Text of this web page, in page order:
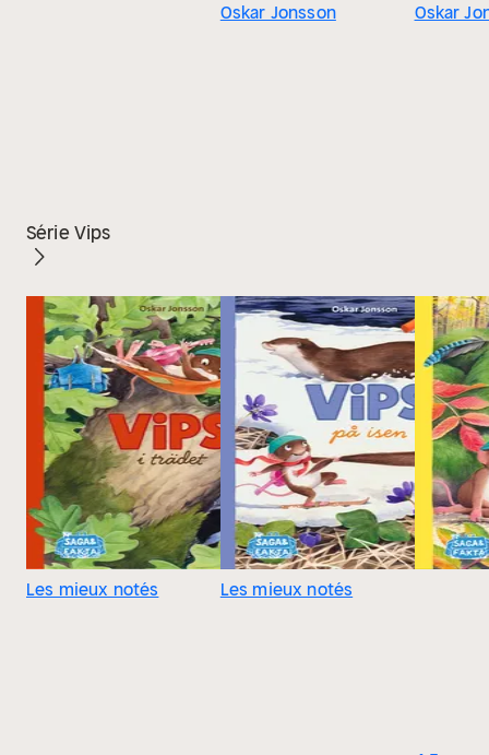
Oskar Jonsson
Oskar
Série Vips
Les mieux notés Les mieux notés